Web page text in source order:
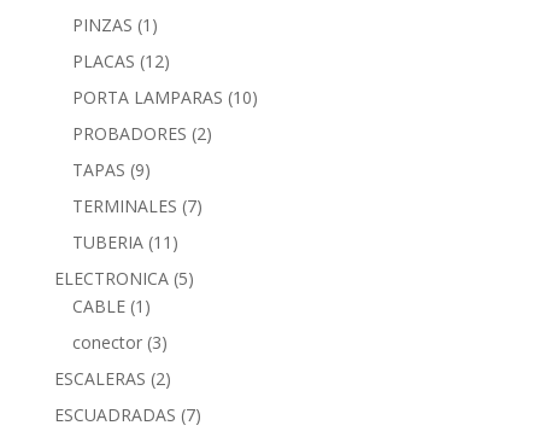
PINZAS (1)
PLACAS (12)
PORTA LAMPARAS (10)
PROBADORES (2)
TAPAS (9)
TERMINALES (7)
TUBERIA (11)
ELECTRONICA (5)
CABLE (1)
conector (3)
ESCALERAS (2)
ESCUADRADAS (7)